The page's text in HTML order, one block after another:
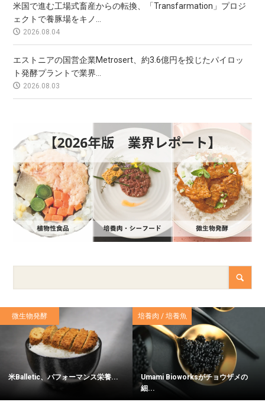
米国で進む工場式畜産からの転換、「Transfarmation」プロジ
ェクトで養豚場をキノ...
2026.08.04
エストニアの国営企業Metrosert、約3.6億円を投じたパイロッ
ト発酵プラントで業界...
2026.08.03
微生物発酵
米Balletic、パフォーマンス栄養...
培養肉 / 培養魚
Umami Bioworksがチョウザメの
細...